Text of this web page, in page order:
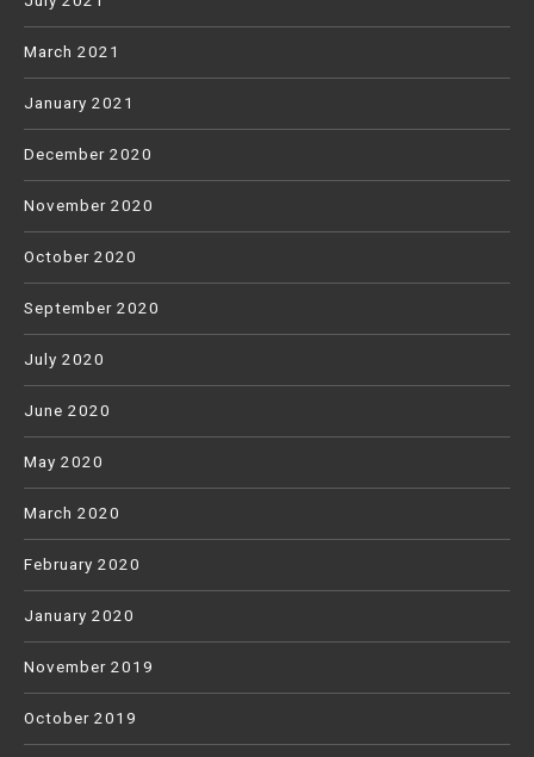
March 2021
January 2021
December 2020
November 2020
October 2020
September 2020
July 2020
June 2020
May 2020
March 2020
February 2020
January 2020
November 2019
October 2019